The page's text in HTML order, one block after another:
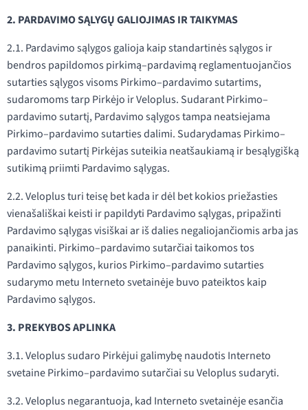
2. PARDAVIMO SĄLYGŲ GALIOJIMAS IR TAIKYMAS
2.1. Pardavimo sąlygos galioja kaip standartinės sąlygos ir
bendros papildomos pirkimą–pardavimą reglamentuojančios
sutarties sąlygos visoms Pirkimo–pardavimo sutartims,
sudaromoms tarp Pirkėjo ir Veloplus. Sudarant Pirkimo–
pardavimo sutartį, Pardavimo sąlygos tampa neatsiejama
Pirkimo–pardavimo sutarties dalimi. Sudarydamas Pirkimo–
pardavimo sutartį Pirkėjas suteikia neatšaukiamą ir besąlygišką
sutikimą priimti Pardavimo sąlygas.
2.2. Veloplus turi teisę bet kada ir dėl bet kokios priežasties
vienašališkai keisti ir papildyti Pardavimo sąlygas, pripažinti
Pardavimo sąlygas visiškai ar iš dalies negaliojančiomis arba jas
panaikinti. Pirkimo–pardavimo sutarčiai taikomos tos
Pardavimo sąlygos, kurios Pirkimo–pardavimo sutarties
sudarymo metu Interneto svetainėje buvo pateiktos kaip
Pardavimo sąlygos.
3. PREKYBOS APLINKA
3.1. Veloplus sudaro Pirkėjui galimybę naudotis Interneto
svetaine Pirkimo–pardavimo sutarčiai su Veloplus sudaryti.
3.2. Veloplus negarantuoja, kad Interneto svetainėje esančia